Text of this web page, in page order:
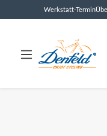
springenWerkstatt-Termin